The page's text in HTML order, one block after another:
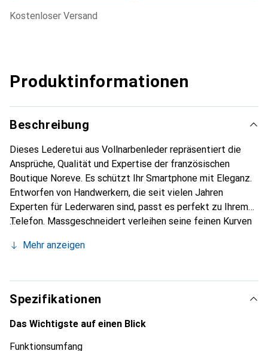
kostenloser Versand
Produktinformationen
Beschreibung
Dieses Lederetui aus Vollnarbenleder repräsentiert die
Ansprüche, Qualität und Expertise der französischen
Boutique Noreve. Es schützt Ihr Smartphone mit Eleganz.
Entworfen von Handwerkern, die seit vielen Jahren
Experten für Lederwaren sind, passt es perfekt zu Ihrem
Telefon. Massgeschneidert verleihen seine feinen Kurven
unverzichtbaren Accessoire Ihres Smartphones.
die Marke Noreve eine sichere Wahl für eine
anspruchsvolle Kundschaft.
Mehr anzeigen
Spezifikationen
Das Wichtigste auf einen Blick
Funktionsumfang